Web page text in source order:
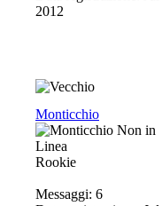
2012
Monticchio
Rookie
Messaggi: 6